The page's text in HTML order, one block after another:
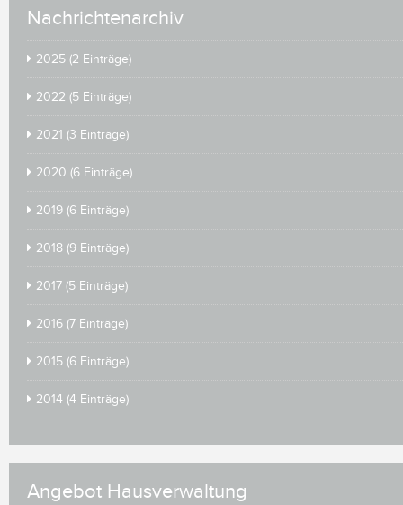
Nachrichtenarchiv
2025 (2 Einträge)
2022 (5 Einträge)
2021 (3 Einträge)
2020 (6 Einträge)
2019 (6 Einträge)
2018 (9 Einträge)
2017 (5 Einträge)
2016 (7 Einträge)
2015 (6 Einträge)
2014 (4 Einträge)
Angebot Hausverwaltung